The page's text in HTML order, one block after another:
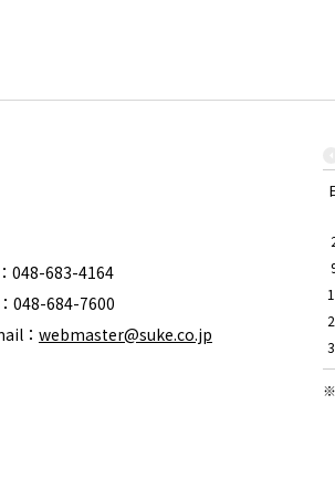
048-683-4164
048-684-7600
： webmaster@suke.co.jp
※